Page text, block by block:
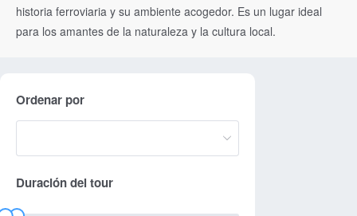
historia ferroviaria y su ambiente acogedor. Es un lugar ideal
para los amantes de la naturaleza y la cultura local.
Ordenar por
Duración del tour